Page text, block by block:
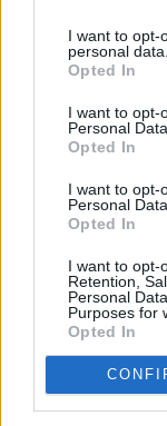
I want to opt-
personal data.
Opted In
I want to opt-
Personal Data.
Opted In
I want to opt-
Personal
Opted In
I want to opt-
Retention,
Personal
Purposes for
Opted In